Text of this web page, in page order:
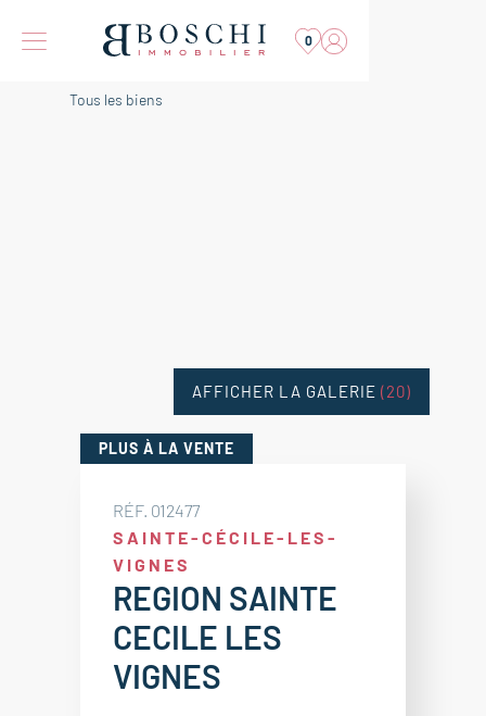
0
Tous les biens
PLUS À LA VENTE
RÉF. 012477
SAINTE-CÉCILE-LES-
VIGNES
REGION SAINTE
CECILE LES
VIGNES
AFFICHER LA GALERIE (20)